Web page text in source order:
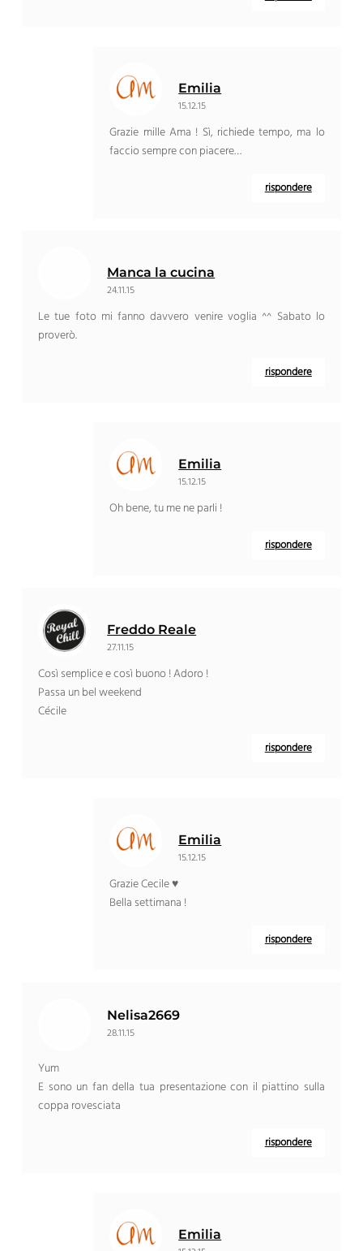
Emilia
15.12.15
Grazie mille Ama ! Sì, richiede tempo, ma lo
faccio sempre con piacere…
rispondere
Manca la cucina
24.11.15
Le tue foto mi fanno davvero venire voglia ^^ Sabato lo
proverò.
rispondere
Emilia
15.12.15
Oh bene, tu me ne parli !
rispondere
Freddo Reale
27.11.15
Così semplice e così buono ! Adoro !
Passa un bel weekend
Cécile
rispondere
Emilia
15.12.15
Grazie Cecile ♥
Bella settimana !
rispondere
Nelisa2669
28.11.15
Yum
E sono un fan della tua presentazione con il piattino sulla
coppa rovesciata
rispondere
Emilia